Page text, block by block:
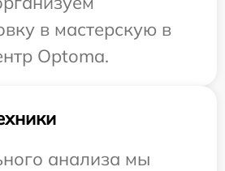
в мастерскую в
Optoma.
анализа мы